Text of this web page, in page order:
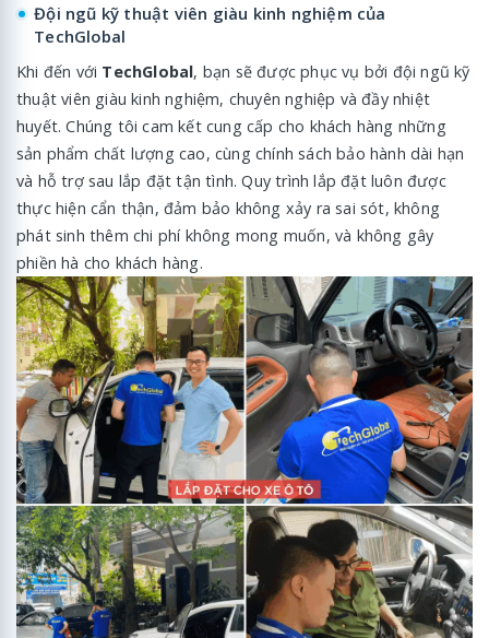
Đội ngũ kỹ thuật viên giàu kinh nghiệm của
TechGlobal
Khi đến với TechGlobal, bạn sẽ được phục vụ bởi đội ngũ kỹ
thuật viên giàu kinh nghiệm, chuyên nghiệp và đầy nhiệt
huyết. Chúng tôi cam kết cung cấp cho khách hàng những
sản phẩm chất lượng cao, cùng chính sách bảo hành dài hạn
và hỗ trợ sau lắp đặt tận tình. Quy trình lắp đặt luôn được
thực hiện cẩn thận, đảm bảo không xảy ra sai sót, không
phát sinh thêm chi phí không mong muốn, và không gây
phiền hà cho khách hàng.